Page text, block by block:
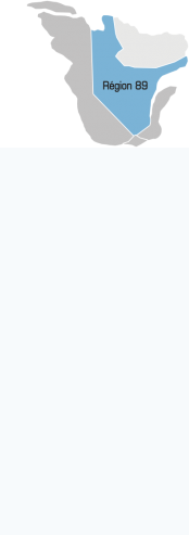
Aller
contenu